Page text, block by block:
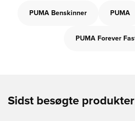
PUMA Benskinner PUMA
PUMA Forever
Sidst besøgte produkter